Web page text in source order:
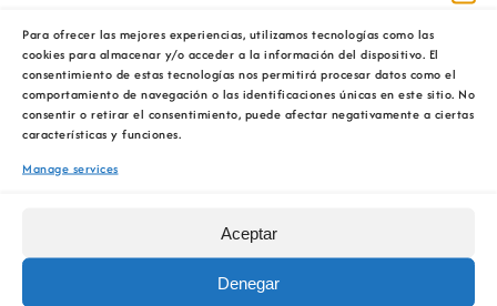
Para ofrecer las mejores experiencias, utilizamos tecnologías como las
cookies para almacenar y/o acceder a la información del dispositivo. El
consentimiento de estas tecnologías nos permitirá procesar datos como el
comportamiento de navegación o las identificaciones únicas en este sitio. No
consentir o retirar el consentimiento, puede afectar negativamente a ciertas
características y funciones.
Manage services
Aceptar
Denegar
Ribeira do Louroa partir do próximo curso.
Este ciclo é unhaformación pioneira en Galicia,
impulsada pola Xunta de Galicia e a Agrupación
industrial do Granito. Un dos grandes atractivos
desta opción académica, tanto para o
modalidade dual, xa que fomenta a integración
laboral dos estudantes no sector da pedra